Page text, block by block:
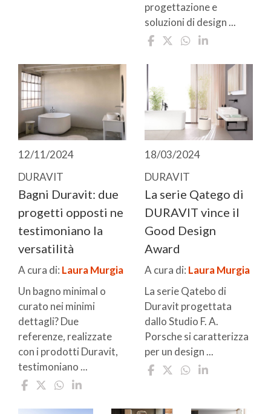
progettazione e
soluzioni di design ...
12/11/2024
DURAVIT
Bagni Duravit: due
progetti opposti ne
testimoniano la
versatilità
A cura di: Laura Murgia
Un bagno minimal o
curato nei minimi
dettagli? Due
referenze, realizzate
con i prodotti Duravit,
testimoniano ...
18/03/2024
DURAVIT
La serie Qatego di
DURAVIT vince il
Good Design
Award
A cura di: Laura Murgia
La serie Qatebo di
Duravit progettata
dallo Studio F. A.
Porsche si caratterizza
per un design ...